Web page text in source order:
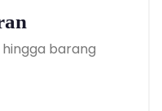
barang